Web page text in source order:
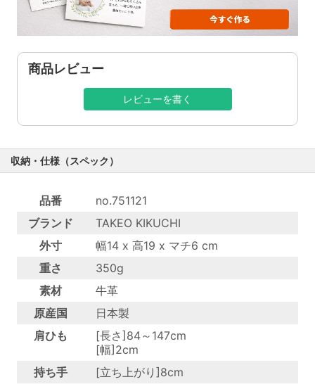
商品レビュー
レビューを書く
収納・仕様（スペック）
品番
no.751121
ブランド
TAKEO KIKUCHI
外寸
幅14 x 高19 x マチ6 cm
重さ
350g
素材
牛革
原産国
日本製
肩ひも
[長さ]84～147cm
[幅]2cm
持ち手
[立ち上がり]8cm